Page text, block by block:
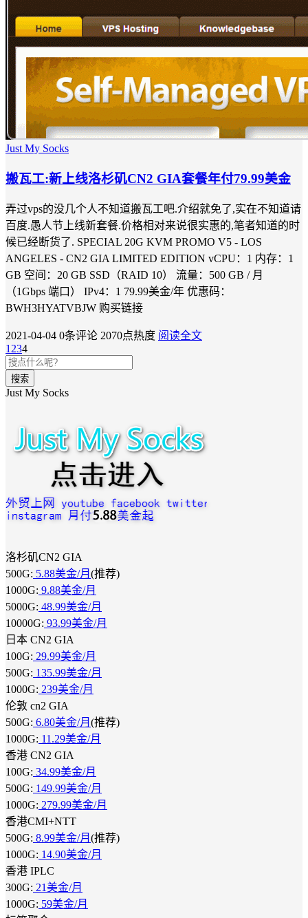
Just My Socks
搬瓦工:新上线洛杉矶CN2 GIA套餐年付79.99美金
弄过vps的没几个人不知道搬瓦工吧.介绍就免了,实在不知道请
百度.愚人节上线新套餐.价格相对来说很实惠的,笔者知道的时
候已经断货了. SPECIAL 20G KVM PROMO V5 - LOS
ANGELES - CN2 GIA LIMITED EDITION vCPU：1 内存：1
GB 空间：20 GB SSD（RAID 10） 流量：500 GB / 月
（1Gbps 端口） IPv4：1 79.99美金/年 优惠码：
BWH3HYATVBJW 购买链接
2021-04-04 0条评论 2070点热度 阅读全文
1 234
搜索
Just My Socks
洛杉矶CN2 GIA
500G: 5.88美金/月 (推荐)
1000G: 9.88美金/月
5000G: 48.99美金/月
10000G: 93.99美金/月
日本 CN2 GIA
100G: 29.99美金/月
500G: 135.99美金/月
1000G: 239美金/月
伦敦 cn2 GIA
500G: 6.80美金/月 (推荐)
1000G: 11.29美金/月
香港 CN2 GIA
100G: 34.99美金/月
500G: 149.99美金/月
1000G: 279.99美金/月
香港CMI+NTT
500G: 8.99美金/月 (推荐)
1000G: 14.90美金/月
香港 IPLC
300G: 21美金/月
1000G: 59美金/月